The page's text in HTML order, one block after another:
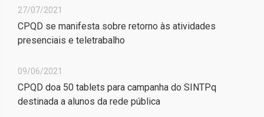
27/07/2021
CPQD se manifesta sobre retorno às atividades
presenciais e teletrabalho
09/06/2021
CPQD doa 50 tablets para campanha do SINTPq
destinada a alunos da rede pública